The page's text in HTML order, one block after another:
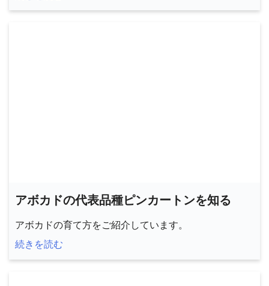
アボカドの代表品種ピンカートンを知る
アボカドの育て方をご紹介しています。
続きを読む